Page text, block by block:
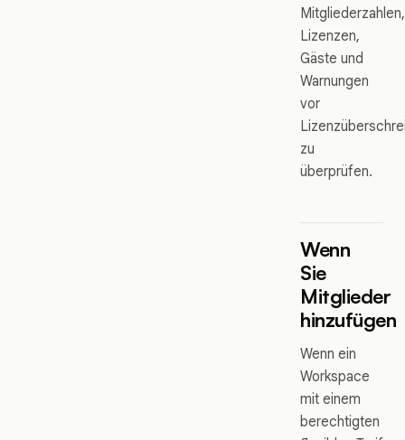
Mitgliederzahlen,
Lizenzen,
Gäste und
Warnungen
vor
zu
überprüfen.
Wenn
Sie
Mitglieder
hinzufügen
Wenn ein
Workspace
mit einem
berechtigten